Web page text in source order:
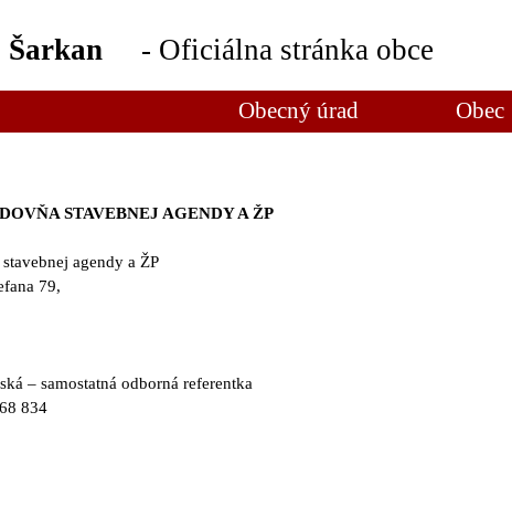
Šarkan
Obecný úrad Obec
- Oficiálna stránka obce
STAVEBNEJ AGENDY A ŽP
agendy a ŽP
79,
– samostatná odborná referentka
834